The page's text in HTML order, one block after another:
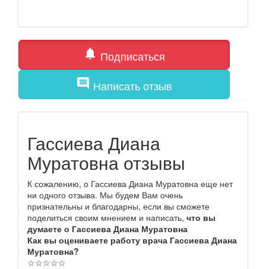
notifications Подписаться
comment Написать отзыв
Гассиева Диана
Муратовна отзывы
К сожалению, о Гассиева Диана Муратовна еще нет
ни одного отзыва. Мы будем Вам очень
признательны и благодарны, если вы сможете
поделиться своим мнением и написать, что вы
думаете о Гассиева Диана Муратовна
Как вы оцениваете работу врача Гассиева Диана
Муратовна?
☆☆☆☆☆